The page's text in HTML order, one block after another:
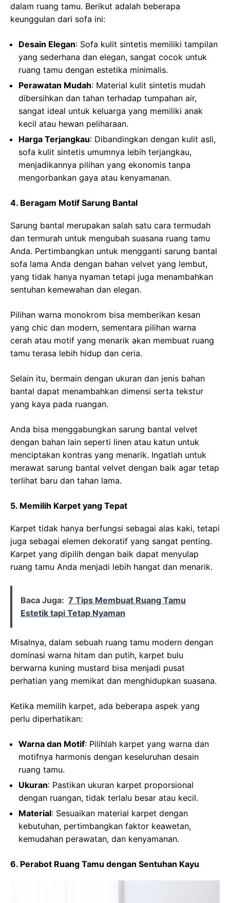
dalam ruang tamu. Berikut adalah beberapa
keunggulan dari sofa ini:
Desain Elegan: Sofa kulit sintetis memiliki tampilan
yang sederhana dan elegan, sangat cocok untuk
ruang tamu dengan estetika minimalis.
Perawatan Mudah: Material kulit sintetis mudah
dibersihkan dan tahan terhadap tumpahan air,
sangat ideal untuk keluarga yang memiliki anak
kecil atau hewan peliharaan.
Harga Terjangkau: Dibandingkan dengan kulit asli,
sofa kulit sintetis umumnya lebih terjangkau,
menjadikannya pilihan yang ekonomis tanpa
mengorbankan gaya atau kenyamanan.
4. Beragam Motif Sarung Bantal
Sarung bantal merupakan salah satu cara termudah
dan termurah untuk mengubah suasana ruang tamu
Anda. Pertimbangkan untuk mengganti sarung bantal
sofa lama Anda dengan bahan velvet yang lembut,
yang tidak hanya nyaman tetapi juga menambahkan
sentuhan kemewahan dan elegan.
Pilihan warna monokrom bisa memberikan kesan
yang chic dan modern, sementara pilihan warna
cerah atau motif yang menarik akan membuat ruang
tamu terasa lebih hidup dan ceria.
Selain itu, bermain dengan ukuran dan jenis bahan
bantal dapat menambahkan dimensi serta tekstur
yang kaya pada ruangan.
Anda bisa menggabungkan sarung bantal velvet
dengan bahan lain seperti linen atau katun untuk
menciptakan kontras yang menarik. Ingatlah untuk
merawat sarung bantal velvet dengan baik agar tetap
terlihat baru dan tahan lama.
5. Memilih Karpet yang Tepat
Karpet tidak hanya berfungsi sebagai alas kaki, tetapi
juga sebagai elemen dekoratif yang sangat penting.
Karpet yang dipilih dengan baik dapat menyulap
ruang tamu Anda menjadi lebih hangat dan menarik.
Baca Juga: 7 Tips Membuat Ruang Tamu
Estetik tapi Tetap Nyaman
Misalnya, dalam sebuah ruang tamu modern dengan
dominasi warna hitam dan putih, karpet bulu
berwarna kuning mustard bisa menjadi pusat
perhatian yang memikat dan menghidupkan suasana.
Ketika memilih karpet, ada beberapa aspek yang
perlu diperhatikan:
Warna dan Motif: Pilihlah karpet yang warna dan
motifnya harmonis dengan keseluruhan desain
ruang tamu.
Ukuran: Pastikan ukuran karpet proporsional
dengan ruangan, tidak terlalu besar atau kecil.
Material: Sesuaikan material karpet dengan
kebutuhan, pertimbangkan faktor keawetan,
kemudahan perawatan, dan kenyamanan.
6. Perabot Ruang Tamu dengan Sentuhan Kayu